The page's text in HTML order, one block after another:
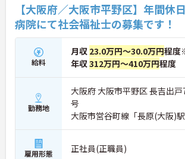
【大阪府／大阪市平野区】年間休
病院にて社会福祉士の募集です！
給料
月収 23.0万円～30.0万円程度
年収312万円～410万円程度
勤務地
大阪府 大阪市平野区 長吉出
号
大阪市営谷町線「長原(大阪)
雇用形態 正社員(正職員)